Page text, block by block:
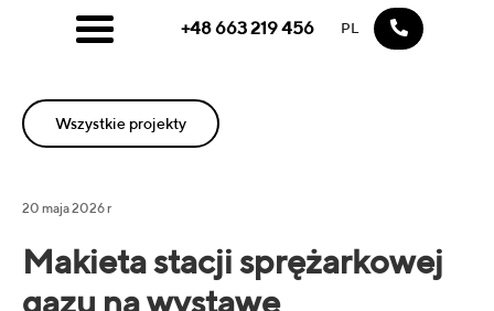
PL
+48 663 219 456
Wszystkie projekty
20 maja 2026 r
Makieta stacji sprężarkowej
gazu na wystawę